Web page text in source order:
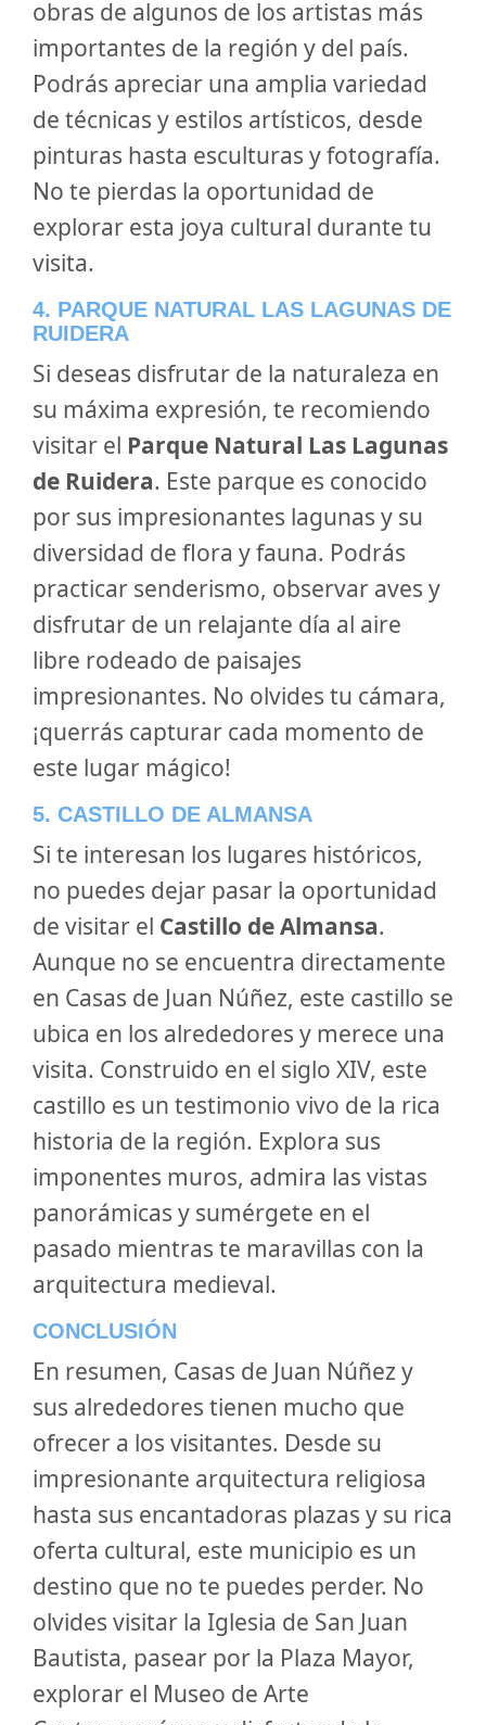
obras de algunos de los artistas más
importantes de la región y del país.
Podrás apreciar una amplia variedad
de técnicas y estilos artísticos, desde
pinturas hasta esculturas y fotografía.
No te pierdas la oportunidad de
explorar esta joya cultural durante tu
visita.
4. PARQUE NATURAL LAS LAGUNAS DE
RUIDERA
Si deseas disfrutar de la naturaleza en
su máxima expresión, te recomiendo
visitar el Parque Natural Las Lagunas
de Ruidera. Este parque es conocido
por sus impresionantes lagunas y su
diversidad de flora y fauna. Podrás
practicar senderismo, observar aves y
disfrutar de un relajante día al aire
libre rodeado de paisajes
impresionantes. No olvides tu cámara,
¡querrás capturar cada momento de
este lugar mágico!
5. CASTILLO DE ALMANSA
Si te interesan los lugares históricos,
no puedes dejar pasar la oportunidad
de visitar el Castillo de Almansa.
Aunque no se encuentra directamente
en Casas de Juan Núñez, este castillo se
ubica en los alrededores y merece una
visita. Construido en el siglo XIV, este
castillo es un testimonio vivo de la rica
historia de la región. Explora sus
imponentes muros, admira las vistas
panorámicas y sumérgete en el
pasado mientras te maravillas con la
arquitectura medieval.
CONCLUSIÓN
En resumen, Casas de Juan Núñez y
sus alrededores tienen mucho que
ofrecer a los visitantes. Desde su
impresionante arquitectura religiosa
hasta sus encantadoras plazas y su rica
oferta cultural, este municipio es un
destino que no te puedes perder. No
olvides visitar la Iglesia de San Juan
Bautista, pasear por la Plaza Mayor,
explorar el Museo de Arte